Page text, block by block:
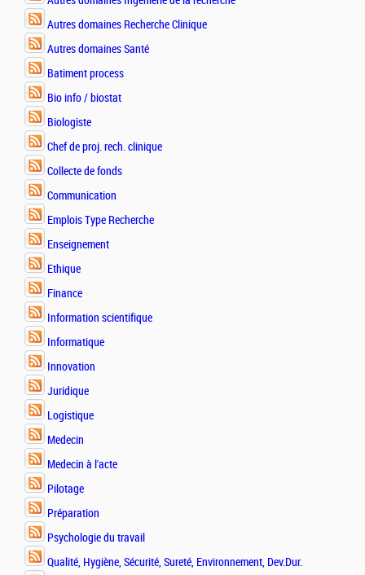
Autres domaines Recherche Clinique
Autres domaines Santé
Batiment process
Bio info / biostat
Biologiste
Chef de proj. rech. clinique
Collecte de fonds
Communication
Emplois Type Recherche
Enseignement
Ethique
Finance
Information scientifique
Informatique
Innovation
Juridique
Logistique
Medecin
Medecin à l'acte
Pilotage
Préparation
Psychologie du travail
Qualité, Hygiène, Sécurité, Sureté, Environnement, Dev.Dur.